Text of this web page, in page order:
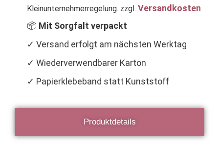
Kleinunternehmerregelung. zzgl. Versandkosten
📦 Mit Sorgfalt verpackt
✓ Versand erfolgt am nächsten Werktag
✓ Wiederverwendbarer Karton
✓ Papierklebeband statt Kunststoff
Produktdetails